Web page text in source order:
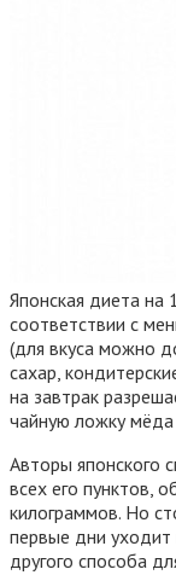
Японская диета на
соответствии с
(для вкуса можно
сахар,
на завтрак
чайную ложку мёда
Авторы японского
всех его пунктов,
килограммов. Но
первые дни уходит
другого способа